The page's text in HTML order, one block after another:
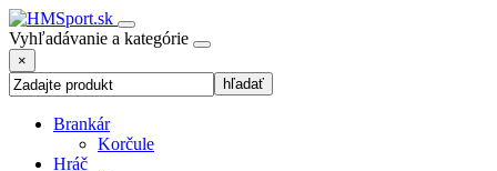
Vyhľadávanie a kategórie
×
Brankár
Korčule
Hráč